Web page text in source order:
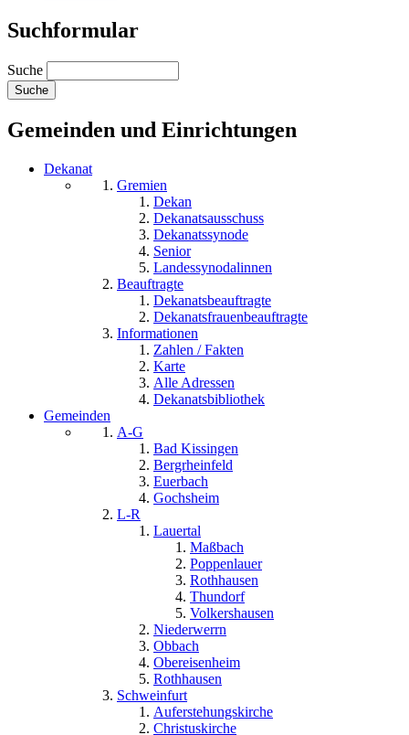
Suchformular
Suche
Gemeinden und Einrichtungen
Dekanat
Gremien
Dekan
Dekanatsausschuss
Dekanatssynode
Senior
Landessynodalinnen
Beauftragte
Dekanatsbeauftragte
Dekanatsfrauenbeauftragte
Informationen
Zahlen / Fakten
Karte
Alle Adressen
Dekanatsbibliothek
Gemeinden
A-G
Bad Kissingen
Bergrheinfeld
Euerbach
Gochsheim
L-R
Lauertal
Maßbach
Poppenlauer
Rothhausen
Thundorf
Volkershausen
Niederwerrn
Obbach
Obereisenheim
Rothhausen
Schweinfurt
Auferstehungskirche
Christuskirche